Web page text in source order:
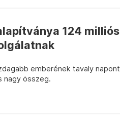
124
emberének tavaly
nagy összeg.